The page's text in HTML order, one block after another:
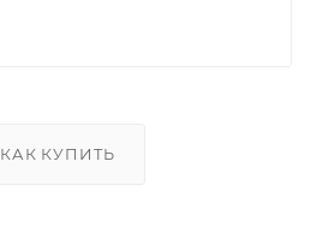
КАК КУПИТЬ